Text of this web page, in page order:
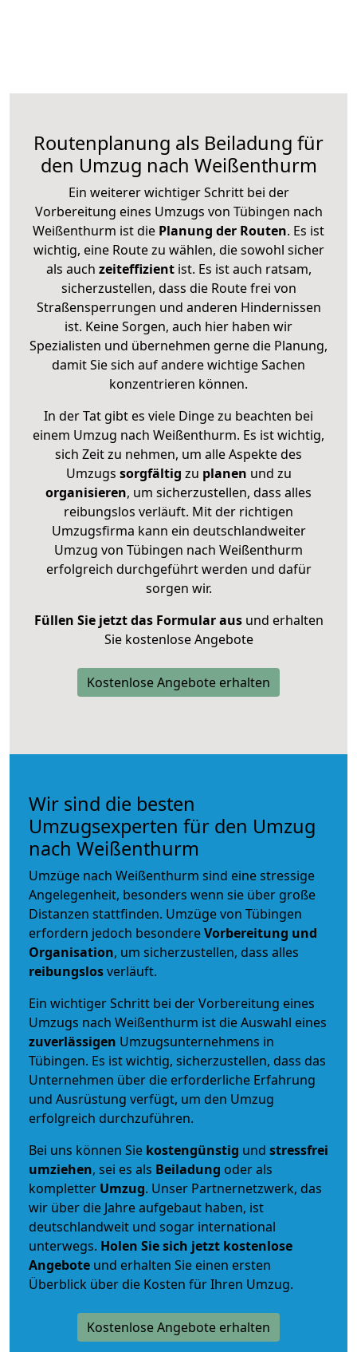
Routenplanung als Beiladung für
den Umzug nach Weißenthurm
Ein weiterer wichtiger Schritt bei der
Vorbereitung eines Umzugs von Tübingen nach
Weißenthurm ist die Planung der Routen. Es ist
wichtig, eine Route zu wählen, die sowohl sicher
als auch zeiteffizientist. Es ist auch ratsam,
sicherzustellen, dass die Route frei von
Straßensperrungen und anderen Hindernissen
ist. Keine Sorgen, auch hier haben wir
Spezialisten und übernehmen gerne die Planung,
damit Sie sich auf andere wichtige Sachen
konzentrieren können.
In der Tat gibt es viele Dinge zu beachten bei
einem Umzug nach Weißenthurm. Es ist wichtig,
sich Zeit zu nehmen, um alle Aspekte des
Umzugs sorgfältig zu planen und zu
organisieren, um sicherzustellen, dass alles
reibungslos verläuft. Mit der richtigen
Umzugsfirma kann ein deutschlandweiter
Umzug von Tübingen nach Weißenthurm
erfolgreich durchgeführt werden und dafür
sorgen wir.
Füllen Sie jetzt das Formular ausund erhalten
Sie kostenlose Angebote
Kostenlose Angebote erhalten
Wir sind die besten
Umzugsexperten für den Umzug
nach Weißenthurm
Umzüge nach Weißenthurm sind eine stressige
Angelegenheit, besonders wenn sie über große
Distanzen stattfinden. Umzüge von Tübingen
erfordern jedoch besondereVorbereitung und
Organisation, um sicherzustellen, dass alles
reibungslosverläuft.
Ein wichtiger Schritt bei der Vorbereitung eines
Umzugs nach Weißenthurm ist die Auswahl eines
zuverlässigen Umzugsunternehmens in
Tübingen. Es ist wichtig, sicherzustellen, dass das
Unternehmen über die erforderliche Erfahrung
und Ausrüstung verfügt, um den Umzug
erfolgreich durchzuführen.
Bei uns können Sie kostengünstig und stressfrei
umziehen, sei es als Beiladung oder als
kompletter Umzug. Unser Partnernetzwerk, das
wir über die Jahre aufgebaut haben, ist
deutschlandweit und sogar international
unterwegs. Holen Sie sich jetzt kostenlose
Angebote und erhalten Sie einen ersten
Überblick über die Kosten für Ihren Umzug.
Kostenlose Angebote erhalten